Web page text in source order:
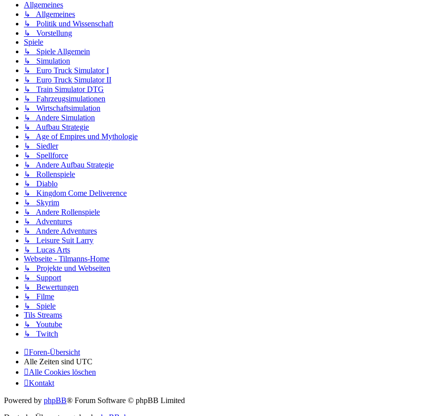
Allgemeines
↳ Allgemeines
↳ Politik und Wissenschaft
↳ Vorstellung
Spiele
↳ Spiele Allgemein
↳ Simulation
↳ Euro Truck Simulator I
↳ Euro Truck Simulator II
↳ Train Simulator DTG
↳ Fahrzeugsimulationen
↳ Wirtschaftsimulation
↳ Andere Simulation
↳ Aufbau Strategie
↳ Age of Empires und Mythologie
↳ Siedler
↳ Spellforce
↳ Andere Aufbau Strategie
↳ Rollenspiele
↳ Diablo
↳ Kingdom Come Deliverence
↳ Skyrim
↳ Andere Rollenspiele
↳ Adventures
↳ Andere Adventures
↳ Leisure Suit Larry
↳ Lucas Arts
Webseite - Tilmanns-Home
↳ Projekte und Webseiten
↳ Support
↳ Bewertungen
↳ Filme
↳ Spiele
Tils Streams
↳ Youtube
↳ Twitch
Foren-Übersicht
Alle Zeiten sind UTC
Alle Cookies löschen
Kontakt
Powered by phpBB® Forum Software © phpBB Limited